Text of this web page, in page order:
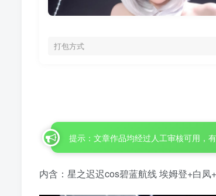
打包方式
提示：文章作品均经过人工审核可用，
内含：星之迟迟cos碧蓝航线 埃姆登+白